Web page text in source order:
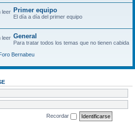
Primer equipo
El día a día del primer equipo
General
Para tratar todos los temas que no tienen cabida
Bernabeu
Recordar